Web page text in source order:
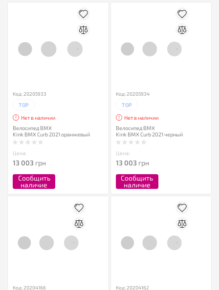
Код: 20205933
TOP
Нет в наличии
Велосипед BMX
Kink BMX Curb 2021 оранжевый
Цена:
13 003 грн
Сообщить
наличие
Код: 20205934
TOP
Нет в наличии
Велосипед BMX
Kink BMX Curb 2021 черный
Цена:
13 003 грн
Сообщить
наличие
Код: 20204166 Код: 20204162